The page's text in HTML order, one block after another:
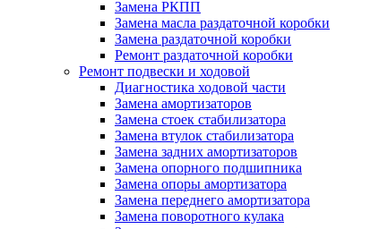
Замена РКПП
Замена масла раздаточной коробки
Замена раздаточной коробки
Ремонт раздаточной коробки
Ремонт подвески и ходовой
Диагностика ходовой части
Замена амортизаторов
Замена стоек стабилизатора
Замена втулок стабилизатора
Замена задних амортизаторов
Замена опорного подшипника
Замена опоры амортизатора
Замена переднего амортизатора
Замена поворотного кулака